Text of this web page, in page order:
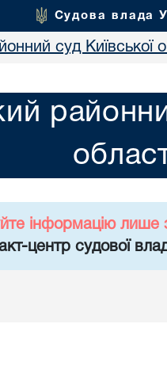
Судова влада
суд Київської
інформацію лише
центр судової